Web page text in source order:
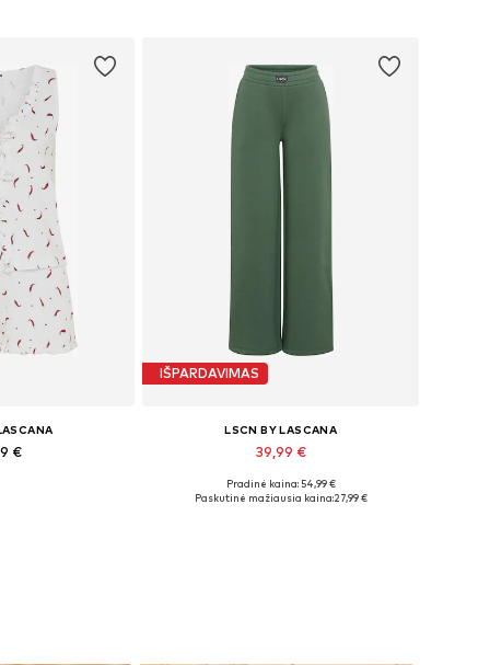
€
IŠPARDAVIMAS
LSCN BY LASCANA
39,99 €
Galimi dydžiai: 32-34, 36-38, 40-42, 44-46
Pradinė kaina: 54,99 €
Paskutinė mažiausia kaina:27,99 €